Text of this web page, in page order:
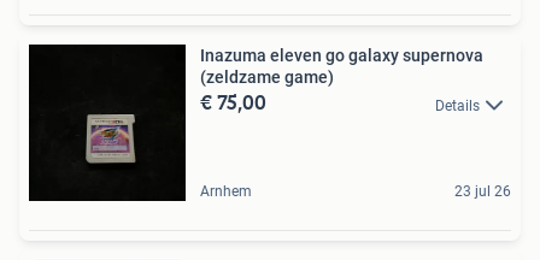
Inazuma eleven go galaxy supernova
(zeldzame game)
€ 75,00 Details
Arnhem 23 jul 26